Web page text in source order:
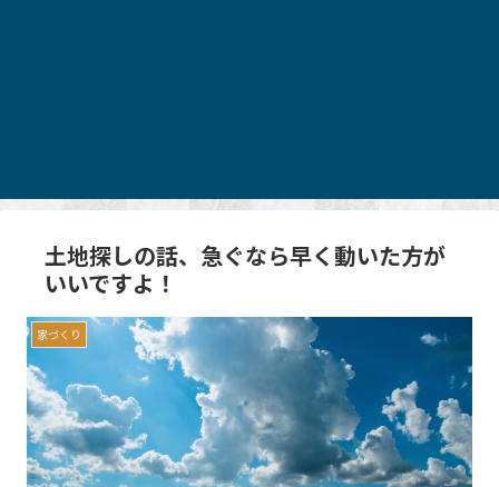
土地探しの話、急ぐなら早く動いた方が
いいですよ！
家づくり